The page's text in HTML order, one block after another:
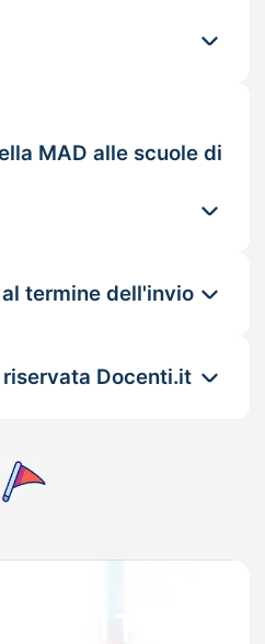
MAD alle scuole di
termine dell'invio
riservata Docenti.it